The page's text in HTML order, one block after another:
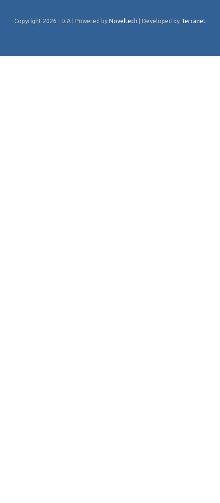
Copyright 2026 - ΙΣΑ | Powered by Noveltech | Developed by Terranet